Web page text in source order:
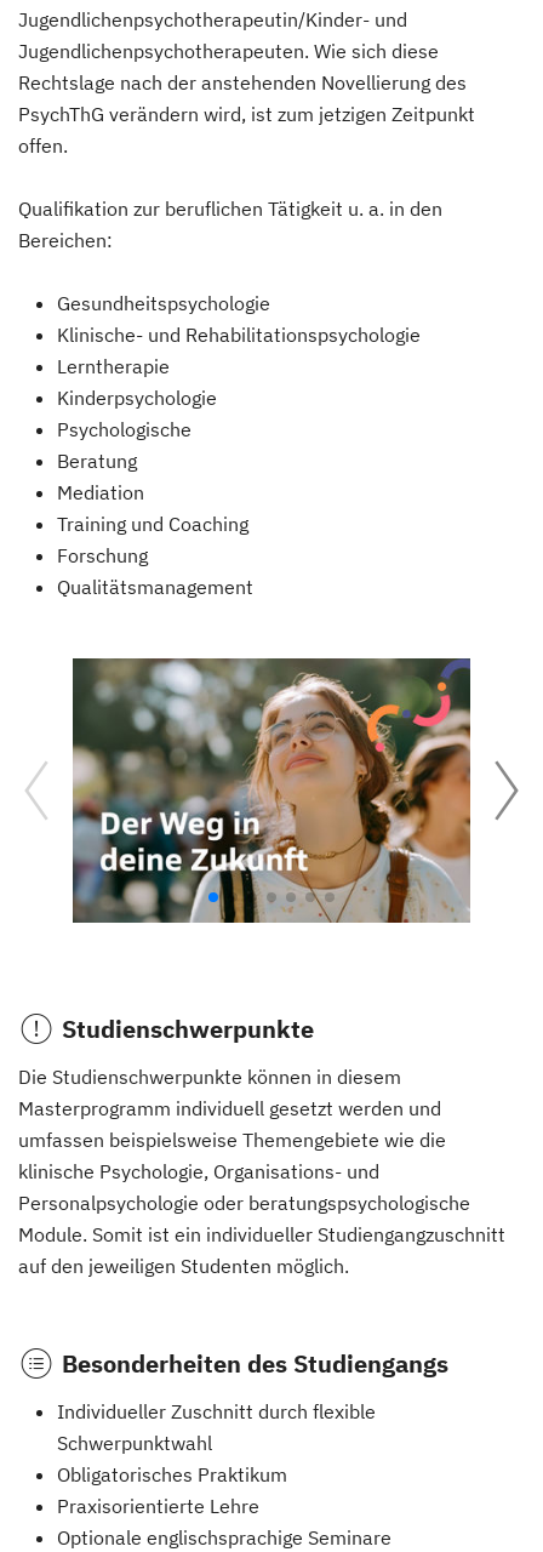
Jugendlichenpsychotherapeutin/Kinder- und
Jugendlichenpsychotherapeuten. Wie sich diese
Rechtslage nach der anstehenden Novellierung des
PsychThG verändern wird, ist zum jetzigen Zeitpunkt
offen.
Qualifikation zur beruflichen Tätigkeit u. a. in den
Bereichen:
Gesundheitspsychologie
Klinische- und Rehabilitationspsychologie
Lerntherapie
Kinderpsychologie
Psychologische
Beratung
Mediation
Training und Coaching
Forschung
Qualitätsmanagement
Studienschwerpunkte
Die Studienschwerpunkte können in diesem
Masterprogramm individuell gesetzt werden und
umfassen beispielsweise Themengebiete wie die
klinische Psychologie, Organisations- und
Personalpsychologie oder beratungspsychologische
Module. Somit ist ein individueller Studiengangzuschnitt
auf den jeweiligen Studenten möglich.
Besonderheiten des Studiengangs
Individueller Zuschnitt durch flexible
Schwerpunktwahl
Obligatorisches Praktikum
Praxisorientierte Lehre
Optionale englischsprachige Seminare